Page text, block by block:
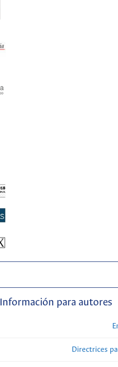
Información para autores
Directrices